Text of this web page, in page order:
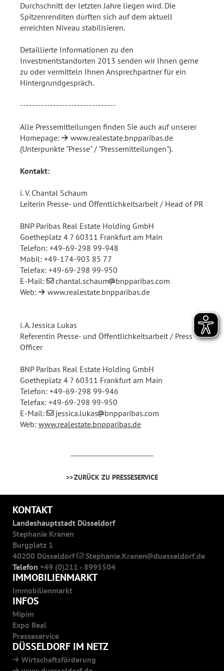
Durchschnitt der letzten Jahre liegen wird. Die
Spitzenrenditen dürften sich auf dem aktuell
erreichten Niveau stabilisieren.
Detaillierte Informationen zu den
Investmentstandorten 2013 senden wir Ihnen gerne
zu oder vermitteln Ihnen Ansprechpartner für ein
Hintergrundgespräch.
--------------------------------
Alle Pressemitteilungen finden Sie auch auf unserer
Homepage:
www.realestate.bnpparibas.de
(Unterpunkte "Presse" / "Pressemitteilungen").
Kontakt:
i. V. Chantal Schaum
Leiterin Presse- und Öffentlichkeitsarbeit / Head of PR
BNP Paribas Real Estate Holding GmbH
Goetheplatz 4 ? 60311 Frankfurt am Main
Telefon: +49-69-298 99-948
Mobil: +49-174-903 85 77
Telefax: +49-69-298 99-950
E-Mail:
chantal.schaum
bnpparibas.com
Web:
www.realestate.bnpparibas.de
i. A. Jessica Lukas
Referentin Presse- und Öffentlichkeitsarbeit / Press
Officer
BNP Paribas Real Estate Holding GmbH
Goetheplatz 4 ? 60311 Frankfurt am Main
Telefon: +49-69-298 99-946
Telefax: +49-69-298 99-950
E-Mail:
jessica.lukas
bnpparibas.com
Web: www.realestate.bnpparibas.de
ZURÜCK ZU PRESSESERVICE
KONTAKT
Landeshauptstadt Düsseldorf
Stephanie Kranen
Burgplatz 1
40200 Düsseldorf
Stephanie.Kranen
duesseldorf.de
Telefon +49 (0)211 - 8995504
IMMOBILIENMARKT
Immobilienmarkt
INFOS
Mipim
Expo Real
Presseservice
DÜSSELDORF IM NETZ
Wirtschaftsförderung